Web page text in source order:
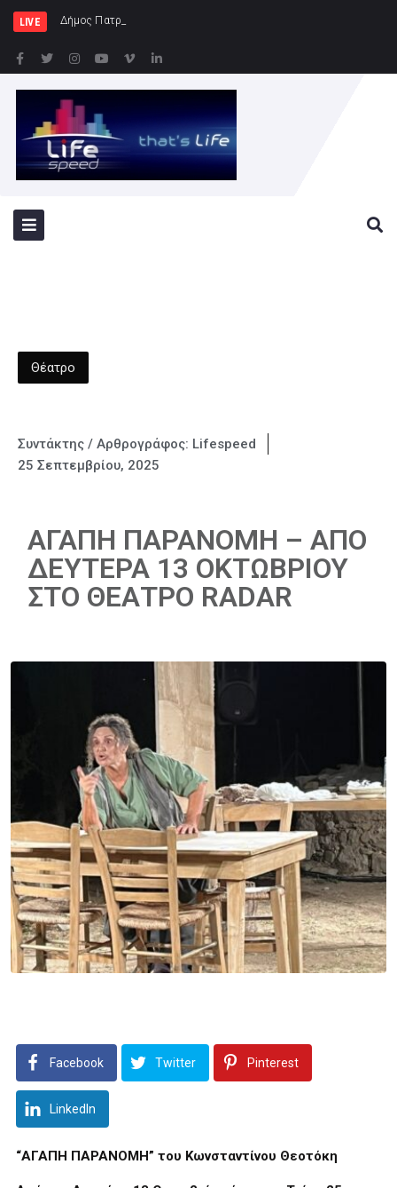
LIVE Δήμος Πατρέων : Τα παιδιά των Η
Θέατρο
Συντάκτης / Αρθρογράφος: Lifespeed
25 Σεπτεμβρίου, 2025
ΑΓΑΠΗ ΠΑΡΑΝΟΜΗ – ΑΠΟ
ΔΕΥΤΕΡΑ 13 ΟΚΤΩΒΡΙΟΥ
ΣΤΟ ΘΕΑΤΡΟ RADAR
Facebook Twitter Pinterest
LinkedIn
“ΑΓΑΠΗ ΠΑΡΑΝΟΜΗ” του Κωνσταντίνου Θεοτόκη